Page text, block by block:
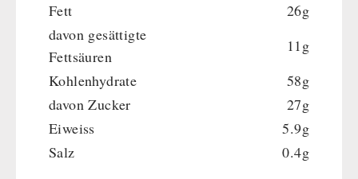
Dessert
Ergänzungs-Pakete
Schutzraum-Ausrüstung
Fett
26g
davon gesättigte
Fettsäuren
11g
Kohlenhydrate
58g
davon Zucker
27g
Eiweiss
5.9g
Salz
0.4g